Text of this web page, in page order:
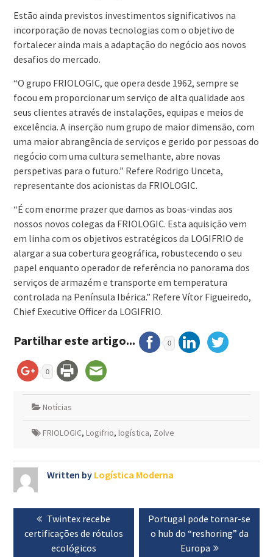
Estão ainda previstos investimentos significativos na
incorporação de novas tecnologias com o objetivo de
fortalecer ainda mais a adaptação do negócio aos novos
desafios do mercado.
“O grupo FRIOLOGIC, que opera desde 1962, sempre se
focou em proporcionar um serviço de alta qualidade aos
seus clientes através de instalações, equipas e meios de
excelência. A inserção num grupo de maior dimensão, com
uma maior abrangência de serviços e gerido por pessoas do
negócio com uma cultura semelhante, abre novas
perspetivas para o futuro.” Refere Rodrigo Unceta,
representante dos acionistas da FRIOLOGIC.
“É com enorme prazer que damos as boas-vindas aos
nossos novos colegas da FRIOLOGIC. Esta aquisição vem
em linha com os objetivos estratégicos da LOGIFRIO de
alargar a sua cobertura geográfica, robustecendo o seu
papel enquanto operador de referência no panorama dos
serviços de armazém e transporte em temperatura
controlada na Península Ibérica.” Refere Vítor Figueiredo,
Chief Executive Officer da LOGIFRIO.
Partilhar este artigo... 0
0
Notícias
FRIOLOGIC, Logifrio, logística, Zolve
Written by Logística Moderna
Navegação
artigos
Previous
post:
Twintex recebe
certificações de rótulos
ecológicos
Next
post:
Portugal pode tornar-se
o hub do “reshoring” da
Europa